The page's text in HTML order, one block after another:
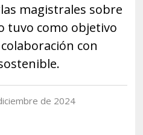
PatrimonioFuncionarios
Egresados
magistrales sobre
tuvo como objetivo
con
de 2024